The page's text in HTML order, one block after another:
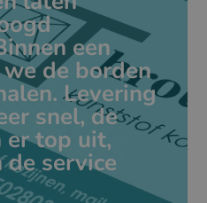
een
de borden
Levering
snel, de
er top uit,
service